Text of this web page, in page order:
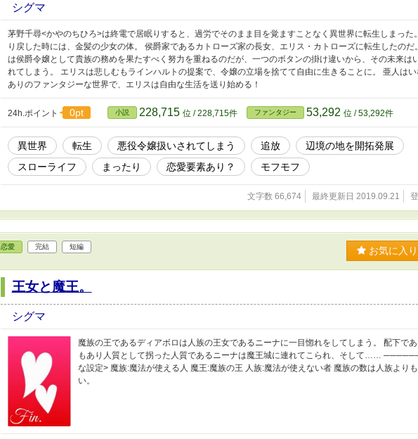
シグマ
茅野千尋<かやのちひろ>は終電で居眠りすると、過労でそのまま目を覚ますことなく異世界に転生しまった
り戻した時には、金髪の少女の体。 侯爵家であるカトローズ家の長女、エリス・カトローズに転生したのだ
は侯爵令嬢として貴族の務めを果たすべく努力を重ねるのだが、一つのボタンの掛け違いから、その未来は
れてしまう。 エリスは悲しむもラインハルトの提案で、令嬢の立場を捨てて自由に生きることに。 亜人は
ありのファンタジーな世界で、エリスは自由な生活を送り始める！
24h.ポイント 0pt 小説 228,715 位 / 228,715件 ファンタジー 53,292 位 / 53,292件
異世界 転生 悪役令嬢扱いされてしまう 追放
辺境の地を開拓発展
スローライフ
まったり 恋愛要素あり？ モフモフ
文字数 66,674 最終更新日 2019.09.21
恋愛 完結 短編 お気に入
王女と魔王。
シグマ
魔族の王であるディアボロは人族の王女であるニーナに一目惚れをしてしまう。 配下で
もあり人質として拐った人質であるニーナは魔王城に連れてこられ、そして……
な設定> 魔族:魔法が使える人 魔王:魔族の王 人族:魔法が使えない者 魔族の数は人族より
い。